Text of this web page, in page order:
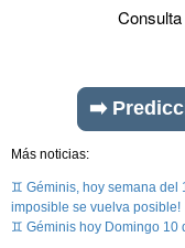
➡️
Más noticias:
♊ Géminis, hoy semana del
imposible se vuelva posible!
♊ Géminis hoy Domingo 10